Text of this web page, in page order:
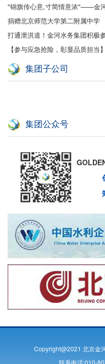
捐赠北京师范大学第二附属中学
打通泄洪道！金河水务集团积极
【参与应急抢险，彰显品质担
集团子公司
集团公众号
Copyright@2021 北京金